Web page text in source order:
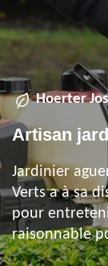
Hoerter
Artisan
Jardinier
Verts a à sa
pour
raisonnable